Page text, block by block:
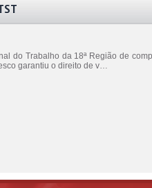
do Trabalho da 18ª Região de
garantiu o direito de v…